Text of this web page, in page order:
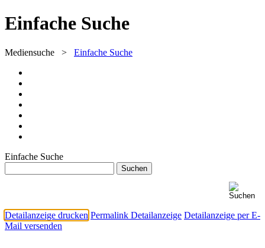
Einfache Suche
Mediensuche > Einfache Suche
Einfache Suche
Detailanzeige drucken Permalink Detailanzeige Detailanzeige per E-
Mail versenden